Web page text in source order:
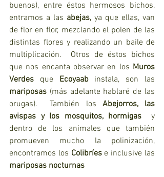
buenos), entre éstos hermosos bichos,
entramos a las abejas, ya que ellas, van
de flor en flor, mezclando el polen de las
distintas flores y realizando un baile de
multiplicación.  Otros de éstos bichos
que nos encanta observar en los Muros
Verdes que Ecoyaab
mariposas (más adelante hablaré de las
orugas).  También los Abejorros, las
avispas y los mosquitos, hormigas
  y
dentro de los animales que también
promueven mucho la polinización,
encontramos los Colibríes
mariposas nocturnas